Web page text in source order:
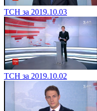
ТСН за 2019.10.03
ТСН за 2019.10.02